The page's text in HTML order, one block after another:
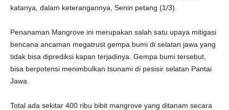
katanya, dalam keterangannya, Senin petang (1/3).
Penanaman Mangrove ini merupakan salah satu upaya mitigasi
bencana ancaman megatrust gempa bumi di selatan jawa yang
tidak bisa diprediksi kapan terjadinya. Gempa bumi tersebut,
bisa berpotensi menimbulkan tsunami di pesisir selatan Pantai
Jawa.
Total ada sekitar 400 ribu bibit mangrove yang ditanam secara